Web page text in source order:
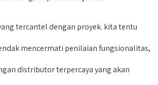
tercantel dengan proyek. kita tentu
mencermati penilaian fungsionalitas,
distributor terpercaya yang akan